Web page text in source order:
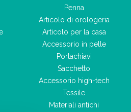
Penna
Articolo di orologeria
Articolo per la casa
Accessorio in pelle
Portachiavi
Sacchetto
Accessorio high-tech
Tessile
Materiali antichi